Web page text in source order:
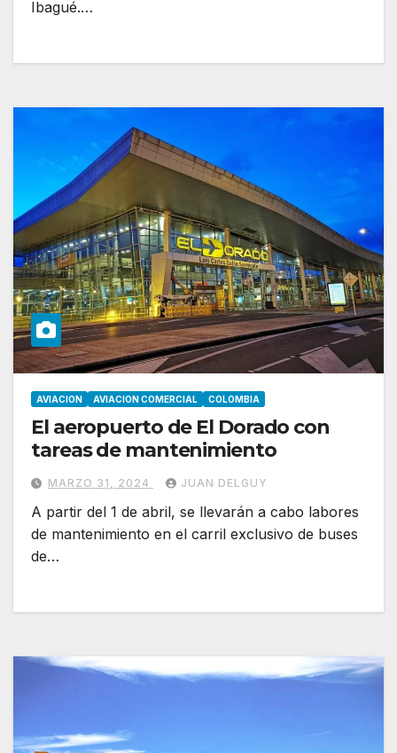
Ibagué.…
AVIACION AVIACION COMERCIAL COLOMBIA
El aeropuerto de El Dorado con
tareas de mantenimiento
MARZO 31, 2024 JUAN DELGUY
A partir del 1 de abril, se llevarán a cabo labores
de mantenimiento en el carril exclusivo de buses
de…